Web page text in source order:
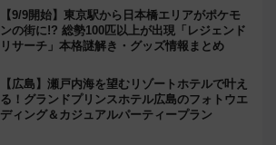
【9/9開始】東京駅から日本橋エリアがポケモ
ンの街に!? 総勢100匹以上が出現「レジェンド
リサーチ」本格謎解き・グッズ情報まとめ
【広島】瀬戸内海を望むリゾートホテルで叶え
る！グランドプリンスホテル広島のフォトウエ
ディング＆カジュアルパーティープラン